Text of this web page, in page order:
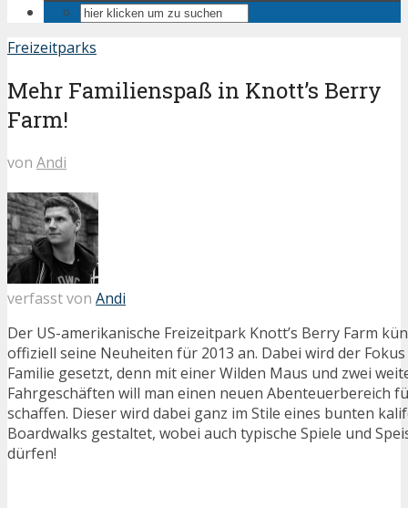
Freizeitparks
Mehr Familienspaß in Knott’s Berry
Farm!
von Andi
verfasst von Andi
Der US-amerikanische Freizeitpark Knott’s Berry Farm
offiziell seine Neuheiten für 2013 an. Dabei wird der
Familie gesetzt, denn mit einer Wilden Maus und zwei
Fahrgeschäften will man einen neuen Abenteuerbereich
schaffen. Dieser wird dabei ganz im Stile eines bunten
Boardwalks gestaltet, wobei auch typische Spiele und
dürfen!